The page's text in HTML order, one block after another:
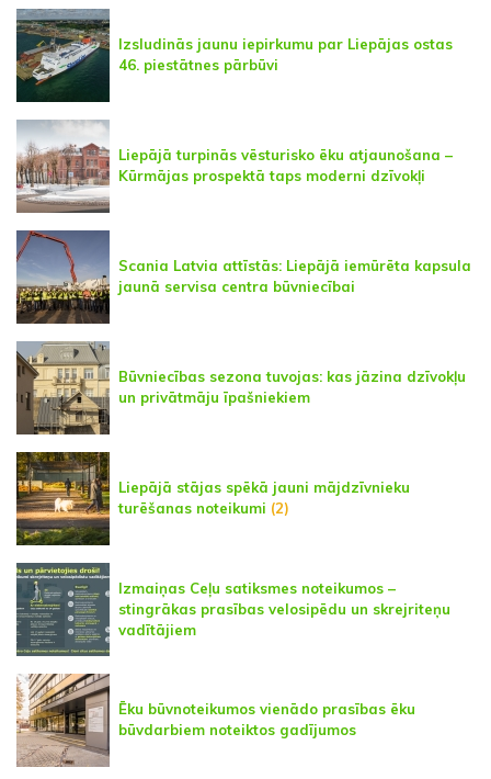
Izsludinās jaunu iepirkumu par Liepājas ostas
46. piestātnes pārbūvi
Liepājā turpinās vēsturisko ēku atjaunošana –
Kūrmājas prospektā taps moderni dzīvokļi
Scania Latvia attīstās: Liepājā iemūrēta kapsula
jaunā servisa centra būvniecībai
Būvniecības sezona tuvojas: kas jāzina dzīvokļu
un privātmāju īpašniekiem
Liepājā stājas spēkā jauni mājdzīvnieku
turēšanas noteikumi (2)
Izmaiņas Ceļu satiksmes noteikumos –
stingrākas prasības velosipēdu un skrejriteņu
vadītājiem
Ēku būvnoteikumos vienādo prasības ēku
būvdarbiem noteiktos gadījumos